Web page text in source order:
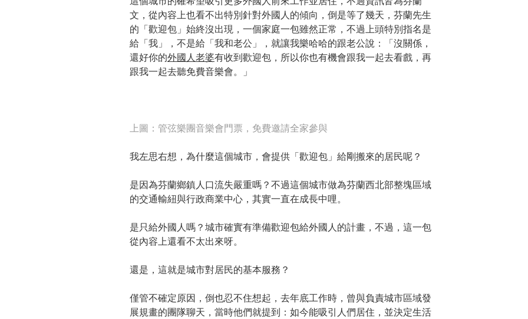
文，從內容上也看不出特別針對外國人的傾向，倒是等了幾天，芬蘭先生
的「歡迎包」始終沒出現，一個家庭一包雖然正常，不過上頭特別指名是
給「我」，不是給「我和老公」，就讓我樂哈哈的跟老公說：「沒關係，
還好你的外國人老婆有收到歡迎包，所以你也有機會跟我一起去看戲，再
跟我一起去聽免費音樂會。」
上圖：管弦樂團音樂會門票，免費邀請全家參與
我左思右想，為什麼這個城市，會提供「歡迎包」給剛搬來的居民呢？
是因為芬蘭鄉鎮人口流失嚴重嗎？不過這個城市做為芬蘭西北部整塊區域
的交通輸紐與行政商業中心，其實一直在成長中哩。
是只給外國人嗎？城市確實有準備歡迎包給外國人的計畫，不過，這一包
從內容上還看不太出來呀。
還是，這就是城市對居民的基本服務？
僅管不確定原因，倒也忍不住想起，去年底工作時，曾與負責城市區域發
展規畫的團隊聊天，當時他們就提到：如今能吸引人們居住，並決定生活